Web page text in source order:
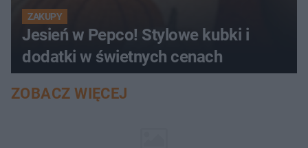
ZAKUPY
Jesień w Pepco! Stylowe kubki i
dodatki w świetnych cenach
ZOBACZ WIĘCEJ